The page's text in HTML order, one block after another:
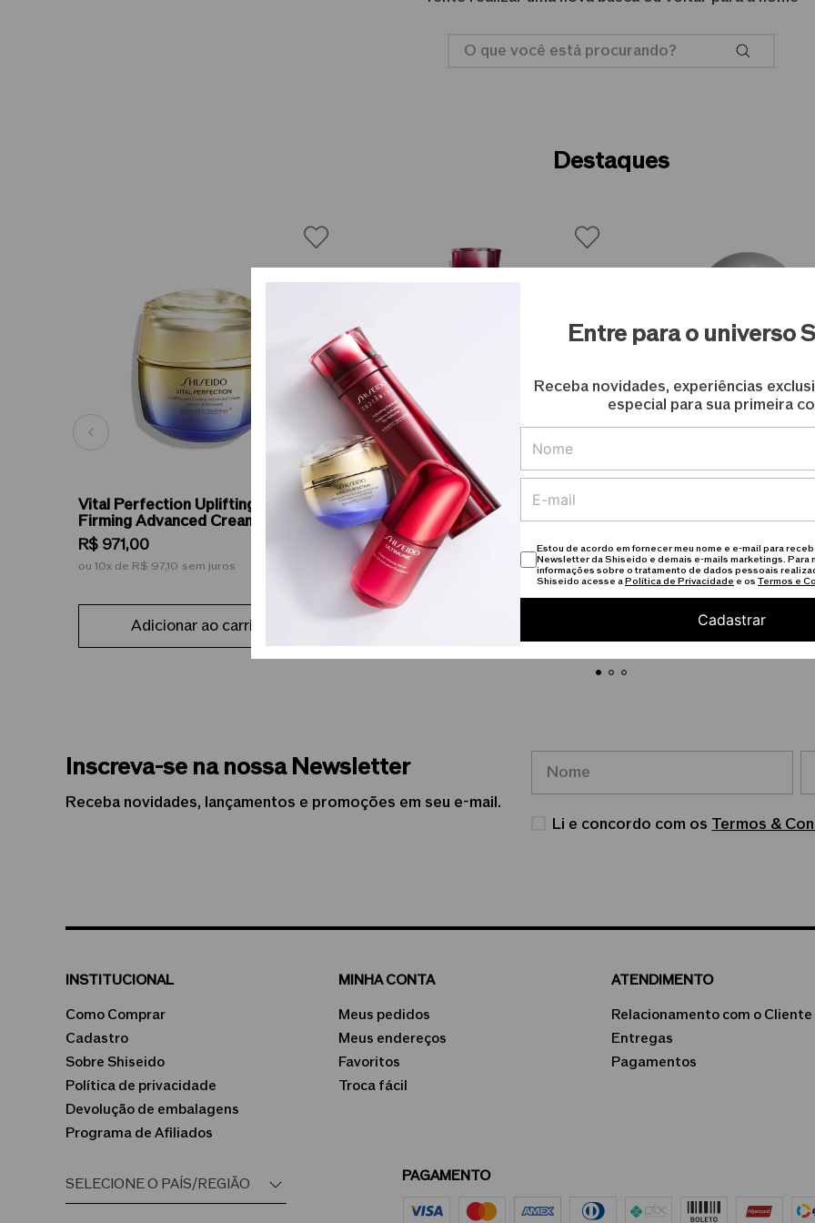
Entre para o universo
Receba novidades, experiências
especial para sua primeira
Estou de acordo em fornecer meu nome e e-mail para
Newsletter da Shiseido e demais e-mails marketings. Para
informações sobre o tratamento de dados pessoais
Shiseido acesse a Política de Privacidade e os Termos e
Cadastrar
O que você está procurando?
Destaques
Vital Perfection Uplifting and
Firming Advanced Cream - Creme
Hidratante Facial de Firmeza e
Efeito Lifting 50ml
R$ 971 ,00
ou 10 de R$ 97,10 sem juros
Adicionar ao carrinho
Shiseido Eudermine Activating
Essence - Essência Ativadora
Revitalizante 145ml
R$ 712,00
ou10 deR$ 71,20
Base Líquida 30ml
R$ 388,00
ou7 deR$ 55,42 sem juros
Adicionar ao carrinho
Inscreva-se na nossa Newsletter
Receba novidades, lançamentos e promoções em seu e-mail.
Li e concordo com os Termos &
INSTITUCIONAL
Como Comprar
Cadastro
Sobre Shiseido
Política de privacidade
Devolução de embalagens
Programa de Afiliados
MINHA CONTA
Meus pedidos
Meus endereços
Favoritos
Troca fácil
ATENDIMENTO
Relacionamento com o Cliente
Entregas
Pagamentos
PAGAMENTO